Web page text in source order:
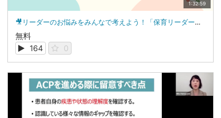
1:32:59
🎥リーダーのお悩みをみんなで考えよう！「保育リーダーのための職員が育つチームづくり」刊行記念セミナー
無料
164
0